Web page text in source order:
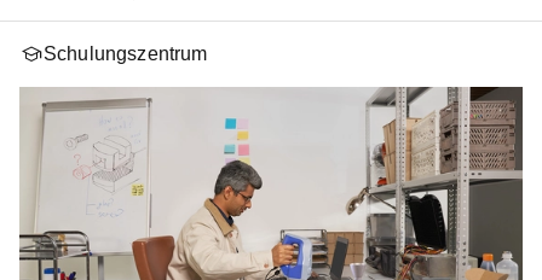
Schulungszentrum